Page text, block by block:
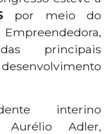
por meio do
principais
interino
Adler,